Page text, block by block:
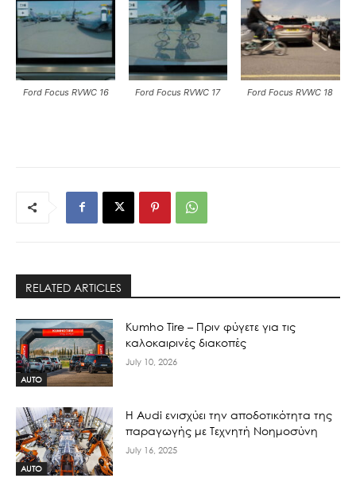
Ford Focus RVWC 16 Ford Focus RVWC 17 Ford Focus RVWC 18
RELATED ARTICLES
AUTO
Kumho Tire – Πριν φύγετε για τις
καλοκαιρινές διακοπές
July 10, 2026
AUTO
Η Audi ενισχύει την αποδοτικότητα της
παραγωγής με Τεχνητή Νοημοσύνη
July 16, 2025